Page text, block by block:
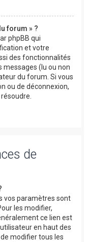
forum » ?
phpBB qui
et votre
des fonctionnalités
messages (lu ou non
du forum. Si vous
ou de déconnexion,
de
vos paramètres sont
les modifier,
ce lien est
en haut des
modifier tous les